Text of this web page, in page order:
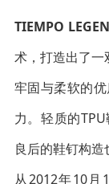
TIEMPO
术，打造出了一
牢固与柔软的
力。轻质的
良后的鞋钉构造
从2012年10月